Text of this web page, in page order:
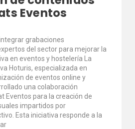
Eventos
grabaciones
del sector para mejorar la
en eventos y hostelería La
Hoturis, especializada en
de eventos online y
una colaboración
Eventos para la creación de
impartidos por
Esta iniciativa responde a la